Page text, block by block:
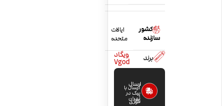
کشور
سازنده
ایالات
متحده
برند ویگاد
Vgod
ارسال
فوری
ارسال با
پیک در
تهران